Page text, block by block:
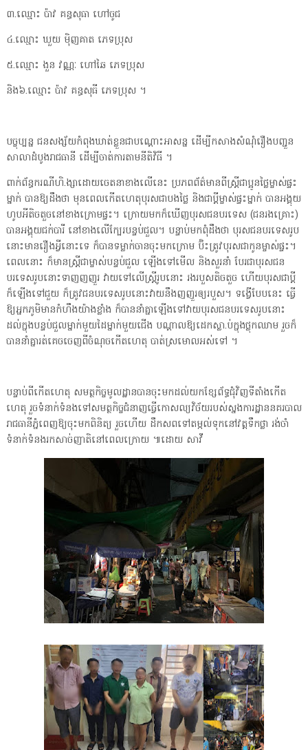
៣.​ឈ្មោះ ប៉ាវ គន្ធ​សុធា ហៅ​ចូ​ជ
៤.​ឈ្មោះ ឃួ​យ ម៉ិ​ញ​គាត ភេទ​ប្រុស
៥.​ឈ្មោះ ងួ​ន វណ្ណៈ ហៅ​ឆៃ ភេទ​ប្រុស
និង​៦.​ឈ្មោះ ប៉ាវ គន្ធ​សុធី ភេទ​ប្រុស ។
បច្ចុប្បន្ន ជនសង្ស័យ​កំពុង​ឃាត់ខ្លួន​ជា​បណ្ដោះអាសន្ន ដើម្បី​កសាង​សំណុំរឿង​ប​ញ្ជួ​ន​
សាលាដំបូង​រាជធានី ដើម្បី​ចាត់ការ​តាម​នីតិវិធី ។
ពាក់ព័ន្ធ​ករណី​ហិ​.​ង្សា​ដោយ​ចេតនា​ខាងលើ​នេះ ប្រភព​ព័ត៌មាន​ពី​ស្ត្រី​ជា​ប្អូនថ្លៃ​ម្ចាស់ផ្ទះ​
ម្នាក់ បានឱ្យ​ដឹង​ថា មុន​ពេល​កើតហេតុ​បុរស​ជា​បងថ្លៃ និង​ជា​ប្តី​ម្ចាស់ផ្ទះ​ម្នាក់ បាន​អង្គុយ​
ហូប​អី​តិចតួច​នៅ​ខាងក្រោម​ផ្ទះ​។ ក្រោយមក​ក៏​ឃើញ​បុរស​ជនបរទេស (​ជន​រង​គ្រោះ​)
បាន​អង្គុយ​ជក់បារី នៅ​ខាងលើ​ក្បែរ​បន្ទប់​ជួល​។ បន្ទាប់​មក​ពុំ​ដឹង​ថា បុរស​ជនបរទេស​រូប​
នោះ​មានរឿង​អ្វី​នោះ​ទេ ក៏​បាន​ទម្លាក់​ចាន​ចុះ​មក​ក្រោម ប៊ិះ​ត្រូវ​បុរស​ជា​កូន​ម្ចាស់ផ្ទះ​។
ពេល​នោះ ក៏​មាន​ស្ត្រី​ជា​ម្ចាស់​បន្ទប់​ជួល ឡើង​ទៅ​មើល និង​សួរនាំ បែរជា​បុរស​ជន
បរទេស​រូប​នោះ​ទាញ​ញញួរ វាយ​ទៅ​លើ​ស្ត្រី​រូប​នោះ រង​របួស​តិចតួច ហើយ​បុរស​ជា​ប្តី
ក៏​ឡើង​ទៅ​ជួយ ក៏​ត្រូវ​ជនបរទេស​រូប​នោះ​វាយ​នឹង​ញញួរ​ឲ្យ​របួស​។ ទ​ង្វើ​បែប​នេះ ធ្វើ​
ឱ្យ​អ្នក​ភូមិ​មាន​កំហឹង​យ៉ាង​ខ្លាំង ក៏​បាន​នាំ​គ្នា​ឡើង​ទៅ​វាយ​បុរស​ជនបរទេស​រូប​នោះ
ដល់​ក្នុង​បន្ទប់​ជួល​ម្នាក់​មួយ​ដៃ​ម្នាក់​មួយ​ជើង បណ្ដាល​ឱ្យ​ដេក​ស្លា​.​ប់​ក្នុង​ថ្លុកឈាម រួច​ក៏​
បាន​នាំ​គ្នា​រត់គេច​ចេញពី​ចំណុច​កើតហេតុ បាត់​ស្រមោល​អស់​ទៅ ។
បន្ទាប់​ពី​កើតហេតុ សមត្ថកិច្ច​មូលដ្ឋាន​បាន​ចុះ​មក​ដល់​យក​ខ្សែ​ព័ទ្ធ​ជុំវិញ​ទីតាំង​កើត
ហេតុ រួច​ទំនាក់ទំនង​ទៅ​សមត្ថកិច្ច​ជំនាញ​ធ្វើ​កោសល្យវិច័យ​របស់​ស្នងការដ្ឋាន​នគរបាល​
រាជធានី​ភ្នំពេញ​ឱ្យ​ចុះ​មក​ពិនិត្យ រួច​ហើយ ដឹក​សព​ទៅ​តម្កល់​ទុក​នៅ​វត្ត​ទឹកថ្លា រង់ចាំ​
ទំនាក់ទំនង​រក​សាច់ញាតិ​នៅ​ពេល​ក្រោយ ៕ដោយ សាវី